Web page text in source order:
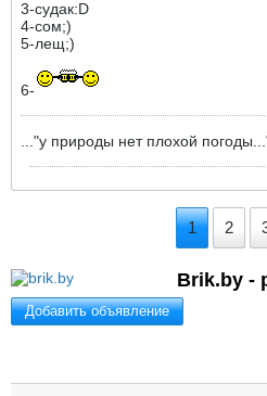
3-судак:D
4-сом;)
5-лещ;)
6-
..."у природы нет плохой
1 2
Brik.by -
Добавить объявление